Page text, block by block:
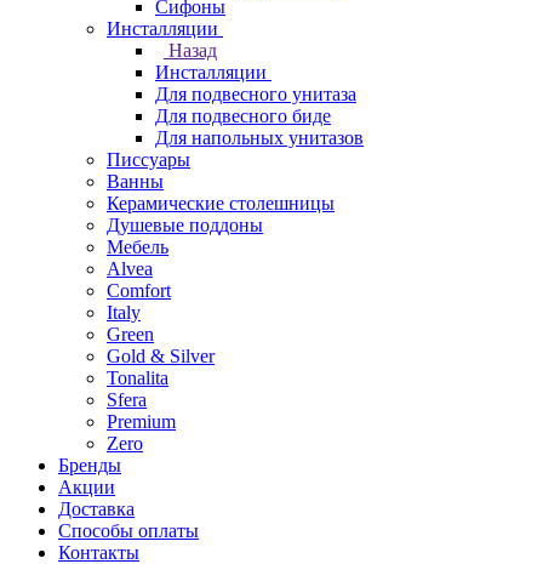
Сифоны
Инсталляции
Назад
Инсталляции
Для подвесного унитаза
Для подвесного биде
Для напольных унитазов
Писсуары
Ванны
Керамические столешницы
Душевые поддоны
Мебель
Alvea
Comfort
Italy
Green
Gold & Silver
Tonalita
Sfera
Premium
Zero
Бренды
Акции
Доставка
Способы оплаты
Контакты